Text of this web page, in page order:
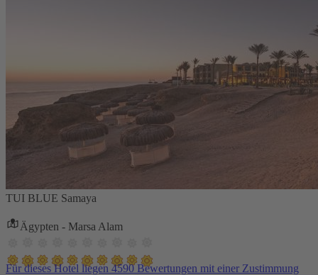
TUI BLUE Samaya
Ägypten - Marsa Alam
Für dieses Hotel liegen 4590 Bewertungen mit einer Zustimmung